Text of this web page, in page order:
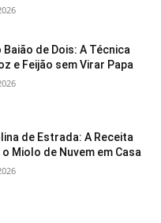
de Dois: A Técnica
e Feijão sem Virar Papa
de Estrada: A Receita
Miolo de Nuvem em Casa